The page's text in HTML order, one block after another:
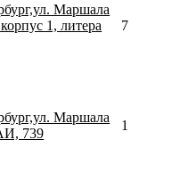
Маршала
1, литера
Маршала
739